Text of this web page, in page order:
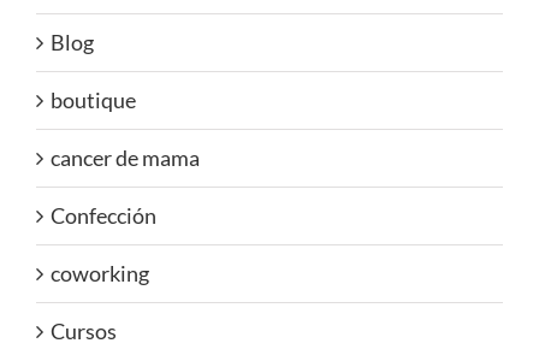
Blog
boutique
cancer de mama
Confección
coworking
Cursos